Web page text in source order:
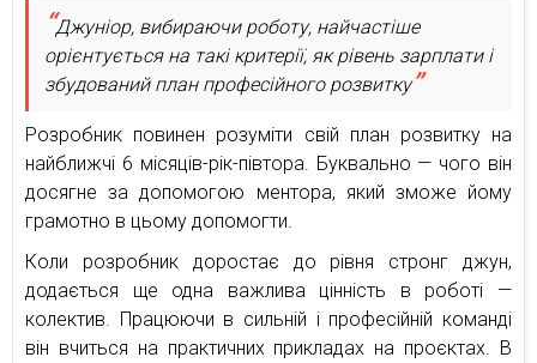
Джуніор, вибираючи роботу, найчастіше
орієнтується на такі критерії, як рівень зарплати і
збудований план професійного розвитку
Розробник повинен розуміти свій план розвитку на
найближчі 6 місяців-рік-півтора. Буквально — чого він
досягне за допомогою ментора, який зможе йому
грамотно в цьому допомогти.
Коли розробник доростає до рівня стронг джун,
додається ще одна важлива цінність в роботі —
колектив. Працюючи в сильній і професійній команді
він вчиться на практичних прикладах на проєктах. В